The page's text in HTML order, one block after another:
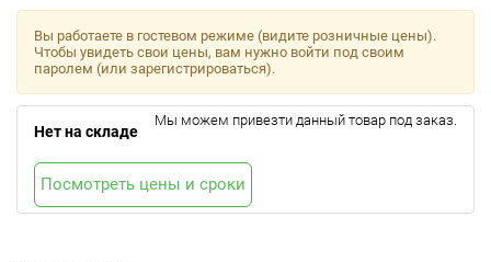
Вы работаете в гостевом режиме (видите розничные цены).
Чтобы увидеть свои цены, вам нужно войти под своим
паролем (или зарегистрироваться).
Нет на складе
Мы можем привезти данный товар под заказ.
Посмотреть цены и сроки